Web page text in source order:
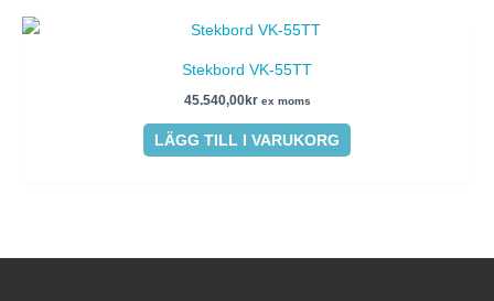
Stekbord VK-55TT
45.540,00kr ex moms
LÄGG TILL I VARUKORG